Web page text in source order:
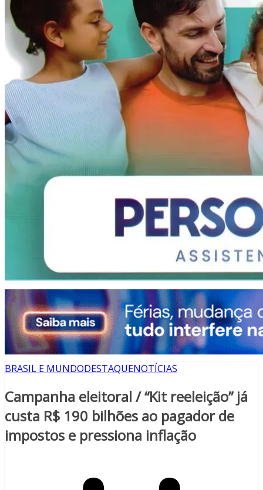
BRASIL E MUNDODESTAQUENOTÍCIAS
Campanha eleitoral / “Kit reeleição” já
custa R$ 190 bilhões ao pagador de
impostos e pressiona inflação